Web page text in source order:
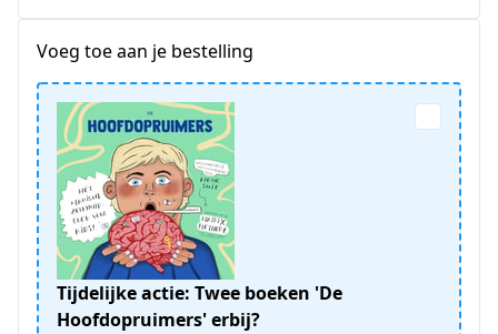
Voeg toe aan je bestelling
Tijdelijke actie: Twee boeken 'De
Hoofdopruimers' erbij?